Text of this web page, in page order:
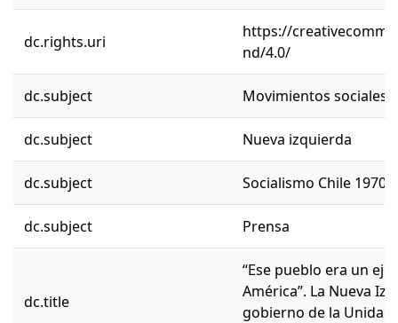
dc.rights.uri
https://
nd/4.0/
dc.subject Movimientos sociales
dc.subject Nueva izquierda
dc.subject Socialismo Chile 1970-
dc.subject Prensa
dc.title
“Ese pueblo era un
América”. La Nueva
gobierno de la Unidad